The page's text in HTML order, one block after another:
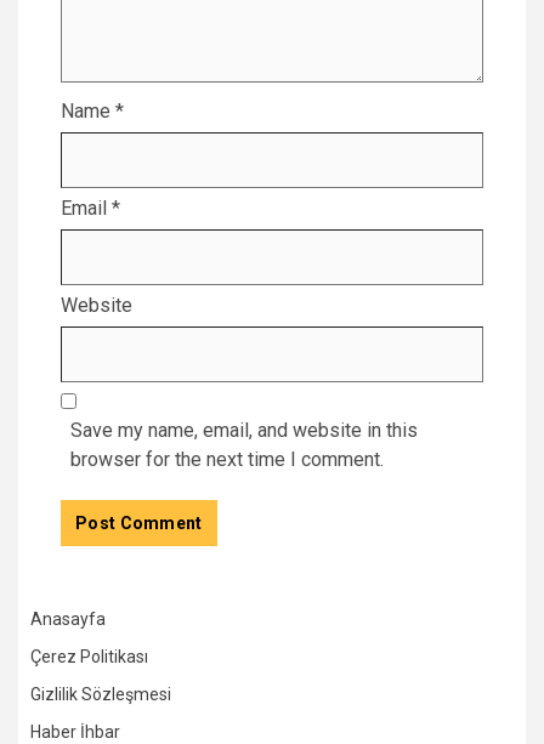
Name *
Email *
Website
Save my name, email, and website in this
browser for the next time I comment.
Anasayfa
Çerez Politikası
Gizlilik Sözleşmesi
Haber İhbar